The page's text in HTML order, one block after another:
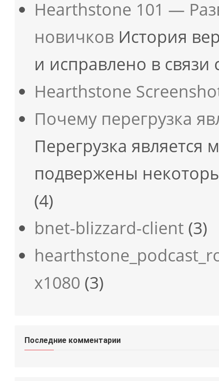
Hearthstone 101 —
новичков История
и исправлено в
Hearthstone
Почему перегрузка
Перегрузка является
подвержены
(4)
bnet-blizzard-client (3)
x1080 (3)
Последние комментарии